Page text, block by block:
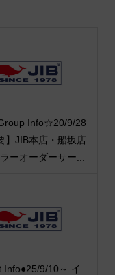
Info☆20/9/28
】JIB本店・船坂店
ーオーダーサー...
Info●25/9/10～ イ